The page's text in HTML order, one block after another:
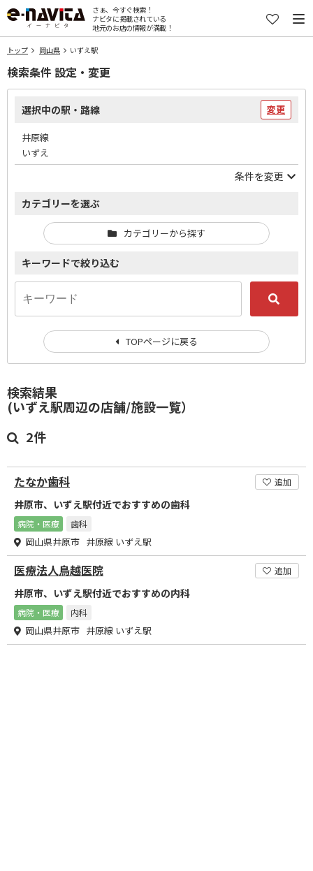
さぁ、今すぐ検索！
ナビタに掲載されている
地元のお店の情報が満載！
トップ 岡山県 いずえ駅
検索結果
(いずえ駅周辺の店舗/施設一覧）
2件
たなか歯科 追加
井原市、いずえ駅付近でおすすめの歯科
病院・医療 歯科
岡山県井原市 井原線 いずえ駅
医療法人鳥越医院 追加
井原市、いずえ駅付近でおすすめの内科
病院・医療 内科
岡山県井原市 井原線 いずえ駅
検索条件 設定・変更
選択中の駅・路線 変更
井原線
いずえ
条件を変更
カテゴリーを選ぶ
カテゴリーから探す
キーワードで絞り込む
TOPページに戻る